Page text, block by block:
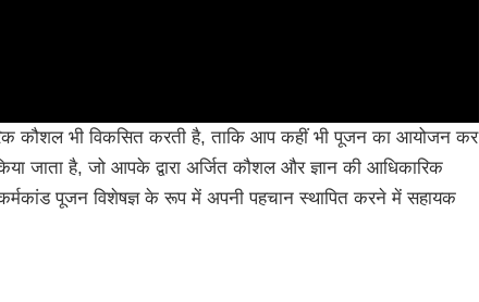
कौशल भी विकसित करती है, ताकि आप कहीं भी पूजन का आयोजन कर
जाता है, जो आपके द्वारा अर्जित कौशल और ज्ञान की आधिकारिक
पूजन विशेषज्ञ के रूप में अपनी पहचान स्थापित करने में सहायक